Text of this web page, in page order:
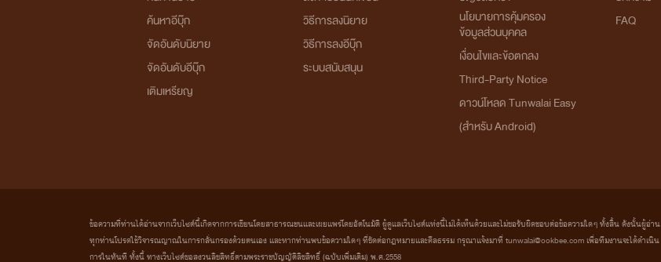
: ภาคิน x ยี่หวา (มีลูกคือ ยาหยี ภาณิน)
-ทอรัก: ยาหยีx คีธ (ในเรื่องจะมีเรื่องเล่นเพื่อน: จอมทัพ x น้ำฟ้า)
-แค่เพื่อน: แจ็คสัน x บีน่า
-เกี่ยวรัก
: มาวิน x กล้วยไม้ (ในเรื่องมีเรื่อง ปรุงสวาท : เตวิน x ข้าวตัง)
-โซ่ล่ามรัก: ปวิน x พราวฟ้า
ค้นหาอีบุ๊ก
จัดอันดับนิยาย
จัดอันดับอีบุ๊ก
เติมเหรียญ
วิธีการลงนิยาย
วิธีการลงอีบุ๊ก
ระบบสนับสนุน
นโยบายการคุ้มครอง
ข้อมูลส่วนบุคคล
เงื่อนไขและข้อตกลง
Third-Party Notice
ดาวน์โหลด Tunwalai Easy
(สำหรับ Android)
FAQ
ข้อความที่ท่านได้อ่านจากเว็บไซต์นี้เกิดจากการเขียนโดยสาธารณชนและเผยแพร่โดยอัตโนมัติ ผู้ดูแลเว็บไซต์แห่งนี้ไม่ได้เห็นด้วยและไม่ขอรับผิดชอบต่อข้อความใดๆ ทั้งสิ้น ดังนั้นผู้อ่าน
ทุกท่านโปรดใช้วิจารณญาณในการกลั่นกรองด้วยตนเอง และหากท่านพบข้อความใดๆ ที่ขัดต่อกฎหมายและศีลธรรม กรุณาแจ้งมาที่ tunwalai@ookbee.com เพื่อทีมงานจะได้ดำเนิน
การในทันที ทั้งนี้ ทางเว็บไซต์ขอสงวนลิขสิทธิ์ตามพระราชบัญญัติลิขสิทธิ์ (ฉบับเพิ่มเติม) พ.ศ.2558